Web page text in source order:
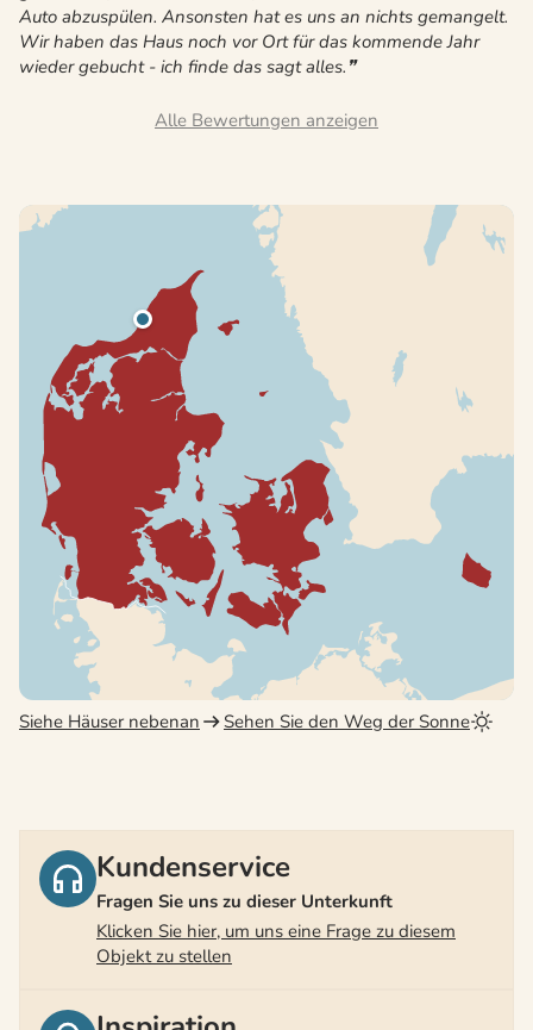
Auto abzuspülen. Ansonsten hat es uns an nichts gemangelt.
Wir haben das Haus noch vor Ort für das kommende Jahr
wieder gebucht - ich finde das sagt alles.
Alle Bewertungen anzeigen
Siehe Häuser nebenan Sehen Sie den Weg der Sonne
Kundenservice
Fragen Sie uns zu dieser Unterkunft
Klicken Sie hier, um uns eine Frage zu diesem
Objekt zu stellen